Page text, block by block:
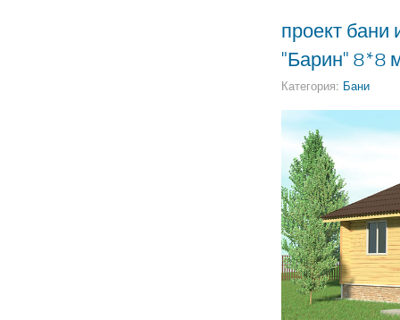
проект бани
"Барин" 8*8
Категория: Бани